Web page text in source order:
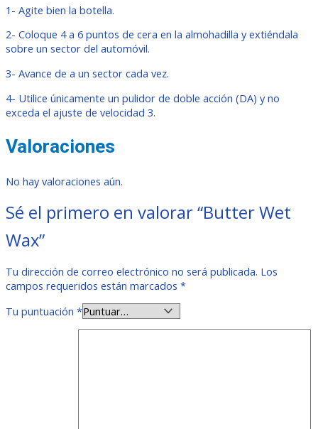
1- Agite bien la botella.
2- Coloque 4 a 6 puntos de cera en la almohadilla y extiéndala
sobre un sector del automóvil.
3- Avance de a un sector cada vez.
4- Utilice únicamente un pulidor de doble acción (DA) y no
exceda el ajuste de velocidad 3.
Valoraciones
No hay valoraciones aún.
Sé el primero en valorar “Butter Wet
Wax”
Tu dirección de correo electrónico no será publicada. Los
campos requeridos están marcados *
Tu puntuación *